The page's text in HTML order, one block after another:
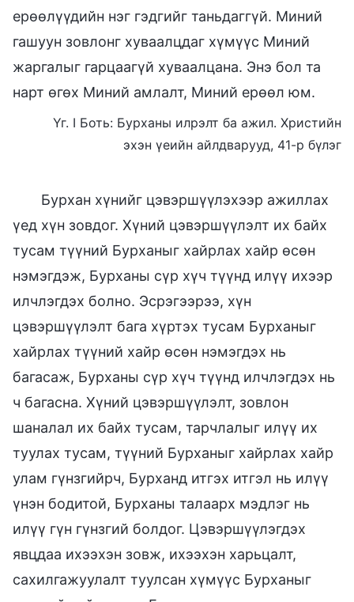
ерөөлүүдийн нэг гэдгийг таньдаггүй. Миний
гашуун зовлонг хуваалцдаг хүмүүс Миний
жаргалыг гарцаагүй хуваалцана. Энэ бол та
нарт өгөх Миний амлалт, Миний ерөөл юм.
Үг. I Боть: Бурханы илрэлт ба ажил. Христийн
эхэн үеийн айлдварууд, 41-р бүлэг
Бурхан хүнийг цэвэршүүлэхээр ажиллах
үед хүн зовдог. Хүний цэвэршүүлэлт их байх
тусам түүний Бурханыг хайрлах хайр өсөн
нэмэгдэж, Бурханы сүр хүч түүнд илүү ихээр
илчлэгдэх болно. Эсрэгээрээ, хүн
цэвэршүүлэлт бага хүртэх тусам Бурханыг
хайрлах түүний хайр өсөн нэмэгдэх нь
багасаж, Бурханы сүр хүч түүнд илчлэгдэх нь
ч багасна. Хүний цэвэршүүлэлт, зовлон
шаналал их байх тусам, тарчлалыг илүү их
туулах тусам, түүний Бурханыг хайрлах хайр
улам гүнзгийрч, Бурханд итгэх итгэл нь илүү
үнэн бодитой, Бурханы талаарх мэдлэг нь
илүү гүн гүнзгий болдог. Цэвэршүүлэгдэх
явцдаа ихээхэн зовж, ихээхэн харьцалт,
сахилгажуулалт туулсан хүмүүс Бурханыг